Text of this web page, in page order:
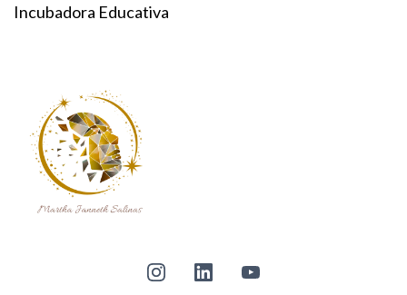
Incubadora Educativa